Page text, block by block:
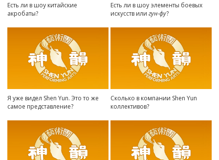
Есть ли в шоу китайские
акробаты?
Есть ли в шоу элементы боевых
искусств илигун-фу?
Я уже видел Shen Yun. Это то же
самое представление?
Сколько в компании Shen Yun
коллективов?